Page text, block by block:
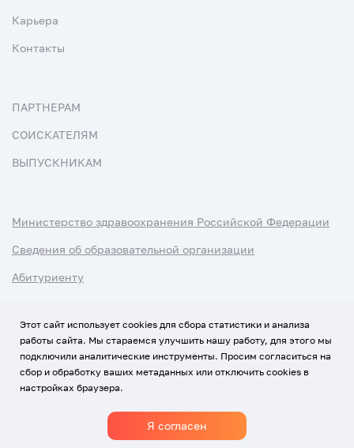
Карьера
Контакты
ПАРТНЕРАМ
СОИСКАТЕЛЯМ
ВЫПУСКНИКАМ
Министерство здравоохранения Российской Федерации
Сведения об образовательной организации
Абитуриенту
Использование Cookies
Политика обработки персональных данных
© Все права защищены
Этот сайт использует cookies для сбора статистики и анализа
работы сайта. Мы стараемся улучшить нашу работу, для этого мы
подключили аналитические инструменты. Просим согласиться на
сбор и обработку ваших метаданных или отключить cookies в
настройках браузера.
Я согласен